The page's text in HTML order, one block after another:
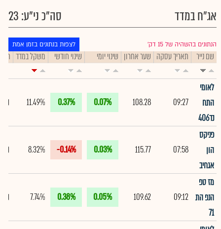
אג"ח במדד סה"כ ני"ע: 23
הנתונים בהשהיה של 15 דק׳ לצפות בנתונים בזמן אמת
שם נייר תאריך עסקה שער אחרון שינוי יומי שינוי חודשי משקל במדד תיק
לאומי
התח
נד406
09:27
108.28
0.07%
0.37%
11.49%
פניקס
הון
אגחיב
07:58
115.77
0.03%
-0.14%
8.32%
מז טפ
הנפ הת
71
09:12
109.62
0.05%
0.38%
7.74%